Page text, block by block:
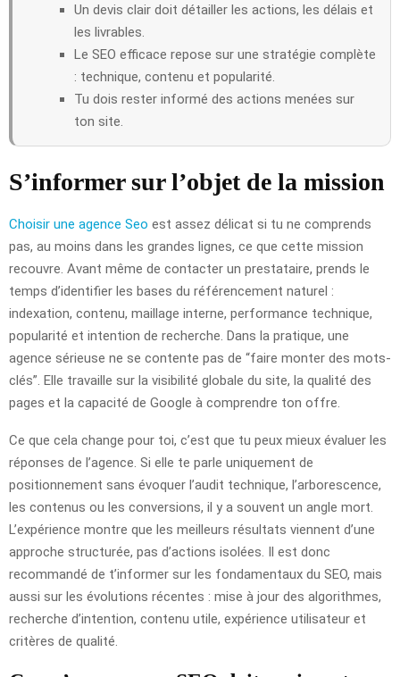
Un devis clair doit détailler les actions, les délais et
les livrables.
Le SEO efficace repose sur une stratégie complète
: technique, contenu et popularité.
Tu dois rester informé des actions menées sur
ton site.
S’informer sur l’objet de la mission
Choisir une agence Seo est assez délicat si tu ne comprends
pas, au moins dans les grandes lignes, ce que cette mission
recouvre. Avant même de contacter un prestataire, prends le
temps d’identifier les bases du référencement naturel :
indexation, contenu, maillage interne, performance technique,
popularité et intention de recherche. Dans la pratique, une
agence sérieuse ne se contente pas de “faire monter des mots-
clés”. Elle travaille sur la visibilité globale du site, la qualité des
pages et la capacité de Google à comprendre ton offre.
Ce que cela change pour toi, c’est que tu peux mieux évaluer les
réponses de l’agence. Si elle te parle uniquement de
positionnement sans évoquer l’audit technique, l’arborescence,
les contenus ou les conversions, il y a souvent un angle mort.
L’expérience montre que les meilleurs résultats viennent d’une
approche structurée, pas d’actions isolées. Il est donc
recommandé de t’informer sur les fondamentaux du SEO, mais
aussi sur les évolutions récentes : mise à jour des algorithmes,
recherche d’intention, contenu utile, expérience utilisateur et
critères de qualité.